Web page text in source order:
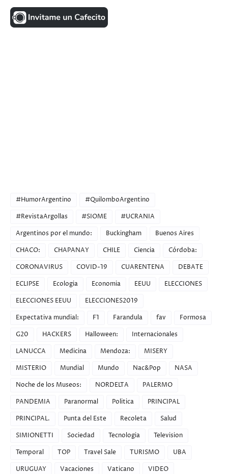
#HumorArgentino
#QuilomboArgentino
#RevistaArgollas
#SIOME
#UCRANIA
Argentinos por el mundo:
Buckingham
Buenos Aires
CHACO:
CHAPANAY CHILE Ciencia
Córdoba:
CORONAVIRUS
COVID-19 CUARENTENA
DEBATE
ECLIPSE
Ecologia Economia EEUU
ELECCIONES
ELECCIONES EEUU
ELECCIONES2019
Expectativa mundial:
F1 Farandula fav
Formosa
G20
HACKERS Halloween:
Internacionales
LANUCCA
Medicina Mendoza:
MISERY
MISTERIO
Mundial Mundo Nac&Pop
NASA
Noche de los Museos:
NORDELTA
PALERMO
PANDEMIA
Paranormal Politica
PRINCIPAL
PRINCIPAL.
Punta del Este Recoleta
Salud
SIMIONETTI
Sociedad Tecnologia
Television
Temporal
TOP Travel Sale TURISMO
UBA
URUGUAY
Vacaciones Vaticano VIDEO